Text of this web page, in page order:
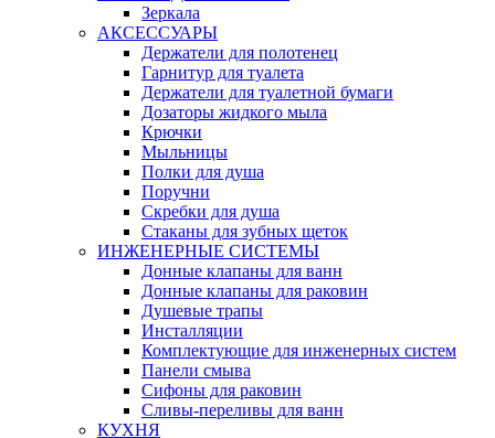
Зеркала
АКСЕССУАРЫ
Держатели для полотенец
Гарнитур для туалета
Держатели для туалетной бумаги
Дозаторы жидкого мыла
Крючки
Мыльницы
Полки для душа
Поручни
Скребки для душа
Стаканы для зубных щеток
ИНЖЕНЕРНЫЕ СИСТЕМЫ
Донные клапаны для ванн
Донные клапаны для раковин
Душевые трапы
Инсталляции
Комплектующие для инженерных систем
Панели смыва
Сифоны для раковин
Сливы-переливы для ванн
КУХНЯ